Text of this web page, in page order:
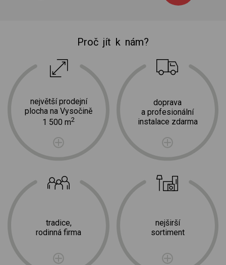
Proč jít k nám?
největší prodejní
plocha na Vysočině
1 500 m2
tradice,
rodinná firma
doprava
a profesionální
instalace zdarma
nejširší
sortiment